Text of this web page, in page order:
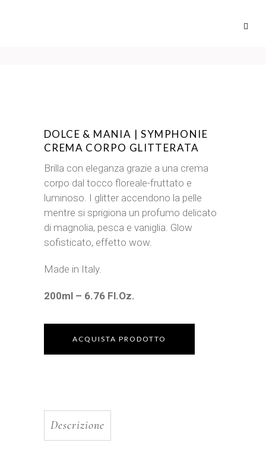
DOLCE & MANIA | SYMPHONIE
CREMA CORPO GLITTERATA
Brilla con eleganza grazie a una crema
corpo dal tocco floreale-fruttato e
luminoso. I glitter accendono la pelle
mentre si sprigiona un profumo delicato
di magnolia, pesca e vaniglia. Glow
sofisticato, effetto wow.
Made in Italy.
200ml – 6.76 Fl.Oz.
ACQUISTA PRODOTTO
Descrizione